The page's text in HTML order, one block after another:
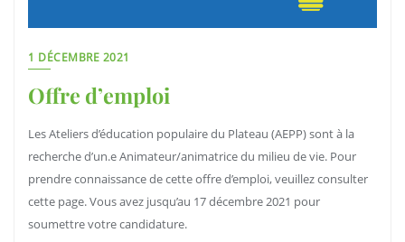
1 DÉCEMBRE 2021
Offre d’emploi
Les Ateliers d’éducation populaire du Plateau (AEPP) sont à la
recherche d’un.e Animateur/animatrice du milieu de vie. Pour
prendre connaissance de cette offre d’emploi, veuillez consulter
cette page. Vous avez jusqu’au 17 décembre 2021 pour
soumettre votre candidature.